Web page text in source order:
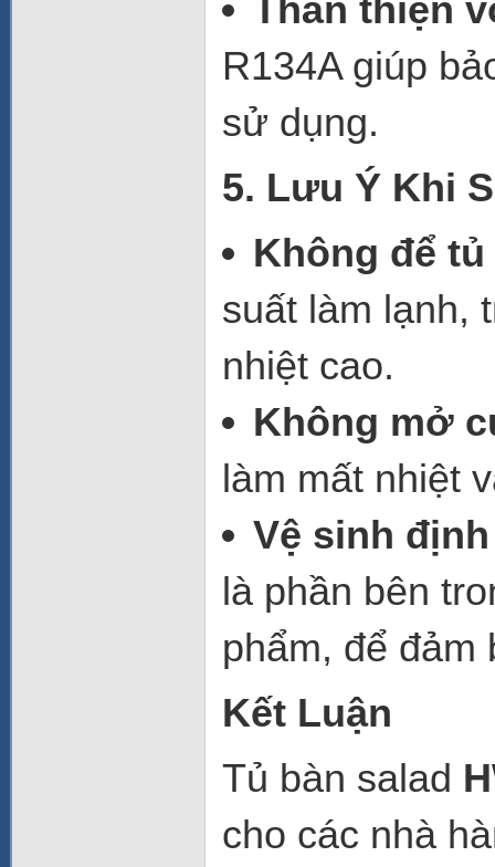
Thân thiện
R134A giúp
sử dụng.
5. Lưu Ý Khi
Không để
suất làm lạnh,
nhiệt cao.
Không mở
làm mất nhiệt
Vệ sinh
là phần bên
phẩm, để đảm
Kết Luận
Tủ bàn salad
cho các nhà